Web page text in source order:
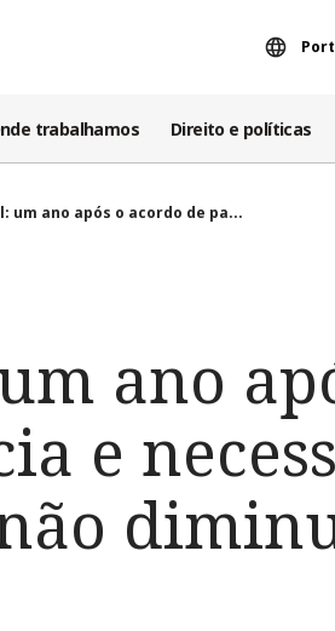
trabalhamos Direito e políticas
um ano após o acordo de pa...
ano
e